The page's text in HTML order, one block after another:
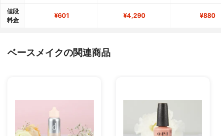
値段
料金
¥601 ¥4,290 ¥880
ベースメイクの関連商品